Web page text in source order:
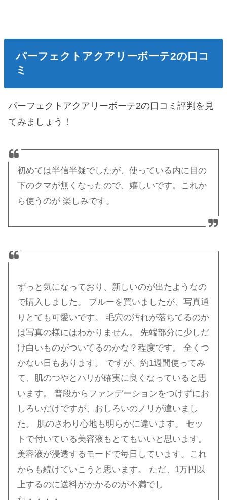
パーフェクトアクアリーボーテ2の口コ
ミ
パーフェクトアクアリーボーテ2の口コミ評判を見
てみましょう！
初めては半信半疑でしたが、使っている内に目の
下のクマが無くなったので、嬉しいです。これか
ら使うのが 楽しみです。
ずっと気になっており、新しいのが出たようなの
で購入しました。 ブルーを買いましたが、写真通
りとても可愛いです。 毛穴の汚れが落ちてるのか
は写真の様にはわかりません。 先端部分に少しだ
け白いものがついてるのかな？程度です。 全くつ
かない日もあります。 ですが、約1週間使ってみ
て、肌のつやとハリが確実に良くなっていると思
います。 普段からファンデーションをつけずにお
しろいだけですが、おしろいのノリが違いまし
た。 肌のさわり心地も明らかに違います。 セッ
トで付いている美容液もとてもいいと思います。
美容液が浸透するモードで毎日しています。これ
からも続けていこうと思います。 ただ、1万円以
上するのに送料がかかるのが不満でし